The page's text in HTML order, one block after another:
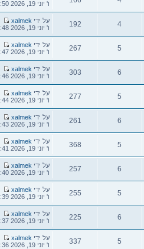
תגובות
צפיות
אחרונה
ו' יוני 19, 2026 11:50 pm
4
תגובות
192
צפיות
הודעה
אחרונה
על ידי xalmek
ו' יוני 19, 2026 11:48 pm
5
תגובות
267
צפיות
הודעה
אחרונה
על ידי xalmek
ו' יוני 19, 2026 11:47 pm
6
תגובות
303
צפיות
הודעה
אחרונה
על ידי xalmek
ו' יוני 19, 2026 11:46 pm
5
תגובות
277
צפיות
הודעה
אחרונה
על ידי xalmek
ו' יוני 19, 2026 11:44 pm
6
תגובות
261
צפיות
הודעה
אחרונה
על ידי xalmek
ו' יוני 19, 2026 11:43 pm
5
תגובות
368
צפיות
הודעה
אחרונה
על ידי xalmek
ו' יוני 19, 2026 11:41 pm
6
תגובות
257
צפיות
הודעה
אחרונה
על ידי xalmek
ו' יוני 19, 2026 11:40 pm
5
תגובות
255
צפיות
הודעה
אחרונה
על ידי xalmek
ו' יוני 19, 2026 11:39 pm
6
תגובות
225
צפיות
הודעה
אחרונה
על ידי xalmek
ו' יוני 19, 2026 11:37 pm
5
337
הודעה
אחרונה
על ידי xalmek
ו' יוני 19, 2026 11:36 pm